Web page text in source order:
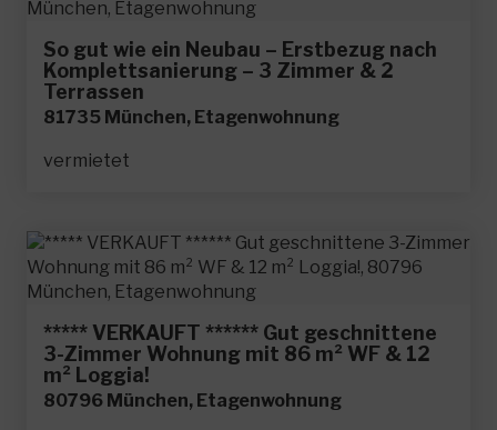
So gut wie ein Neubau – Erstbezug nach
Komplettsanierung – 3 Zimmer & 2
Terrassen
81735 München, Etagenwohnung
vermietet
***** VERKAUFT ****** Gut geschnittene
3-Zimmer Wohnung mit 86 m² WF & 12
m² Loggia!
80796 München, Etagenwohnung